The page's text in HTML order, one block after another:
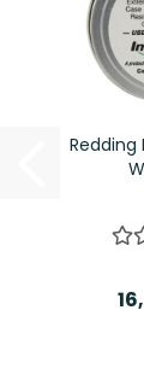
Redding